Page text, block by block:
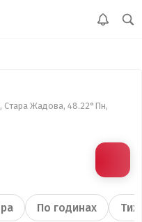
Стара Жадова, 48.22°Пн,
По годинах